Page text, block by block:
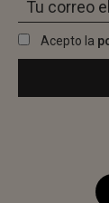
Acepto la